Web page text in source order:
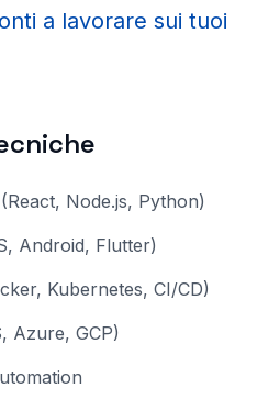
a lavorare sui tuoi
Node.js, Python)
Android, Flutter)
Kubernetes, CI/CD)
Azure, GCP)